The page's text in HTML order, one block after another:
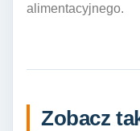
alimentacyjnego.
Zobacz